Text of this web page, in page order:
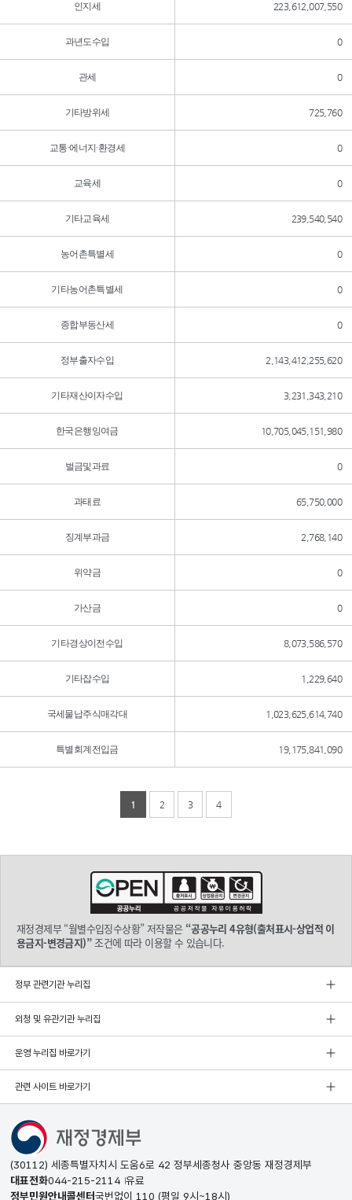
인지세 223,612,007,550
과년도수입 0
관세 0
기타방위세 725,760
교통·에너지·환경세 0
교육세 0
기타교육세 239,540,540
농어촌특별세 0
기타농어촌특별세 0
종합부동산세 0
정부출자수입 2,143,412,255,620
기타재산이자수입 3,231,343,210
한국은행잉여금 10,705,045,151,980
벌금및과료 0
과태료 65,750,000
징계부과금 2,768,140
위약금 0
가산금 0
기타경상이전수입 8,073,586,570
기타잡수입 1,229,640
국세물납주식매각대 1,023,625,614,740
특별회계전입금 19,175,841,090
1 2 3 4
재정경제부 “월별수입징수상황” 저작물은 “공공누리 4유형(출처표시-상업적 이
용금지-변경금지)”조건에 따라 이용할 수 있습니다.
정부 관련기관 누리집
외청 및 유관기관 누리집
운영 누리집 바로가기
관련 사이트 바로가기
(30112) 세종특별자치시 도움6로 42 정부세종청사 중앙동 재정경제부
대표전화044-215-2114 유료
정부민원안내콜센터국번없이 110 (평일 9시~18시)